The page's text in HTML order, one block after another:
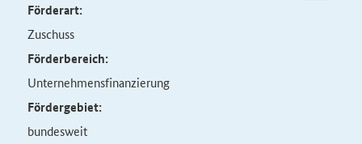
Förderart:
Zuschuss
Förderbereich:
Unternehmensfinanzierung
Fördergebiet:
bundesweit